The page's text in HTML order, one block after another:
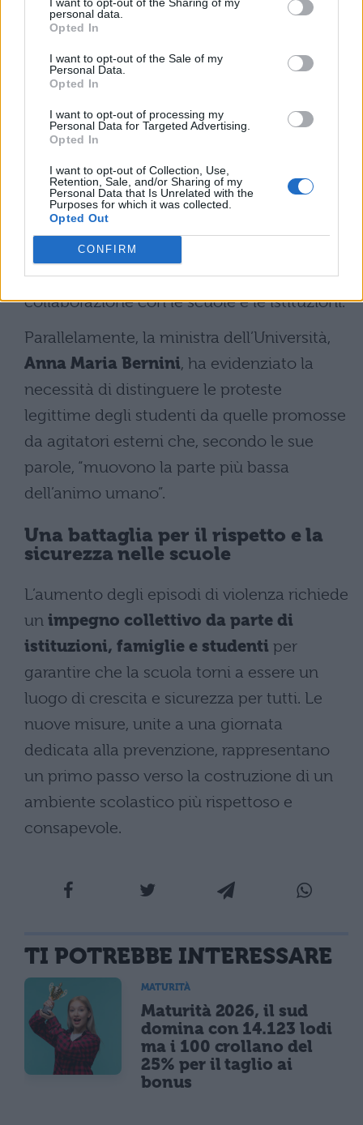
personal data.
Opted In
I want to opt-out of the Sale of my
Personal Data.
Opted In
I want to opt-out of processing my
Personal Data for Targeted Advertising.
Opted In
I want to opt-out of Collection, Use,
Retention, Sale, and/or Sharing of my
Personal Data that Is Unrelated with the
Purposes for which it was collected.
Opted Out
CONFIRM
Un osservatorio per monitorare e
prevenire
A completare il quadro normativo, la legge
n. 25 del marzo scorso ha istituito un
Osservatorio nazionale sulla sicurezza
del personale scolastico
di monitorare, studiare e sensibilizzare la
comunità scolastica sul tema della
violenza. L’Osservatorio rappresenta un
punto di riferimento per analizzare il
fenomeno e proporre interventi mirati, in
collaborazione con le scuole e le istituzioni.
Parallelamente, la ministra dell’Università,
Anna Maria Bernini, ha evidenziato la
necessità di distinguere le proteste
legittime degli studenti da quelle promosse
da agitatori esterni che, secondo le sue
parole, “muovono la parte più bassa
dell’animo umano”.
Una battaglia per il rispetto e la
sicurezza nelle scuole
L’aumento degli episodi di violenza richiede
un impegno collettivo da parte di
istituzioni, famiglie e studenti per
garantire che la scuola torni a essere un
luogo di crescita e sicurezza per tutti. Le
nuove misure, unite a una giornata
dedicata alla prevenzione, rappresentano
un primo passo verso la costruzione di un
ambiente scolastico più rispettoso e
consapevole.
TI POTREBBE INTERESSARE
MATURITÀ
Maturità 2026, il sud
domina con 14.123 lodi
ma i 100 crollano del
25% per il taglio ai
bonus